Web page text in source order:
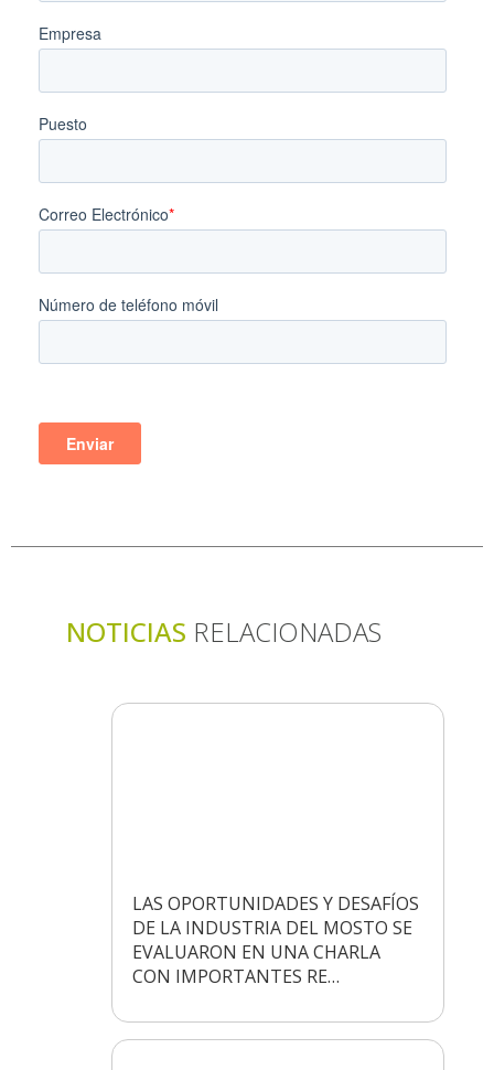
NOTICIAS RELACIONADAS
LAS OPORTUNIDADES Y DESAFÍOS
DE LA INDUSTRIA DEL MOSTO SE
EVALUARON EN UNA CHARLA
CON IMPORTANTES RE…